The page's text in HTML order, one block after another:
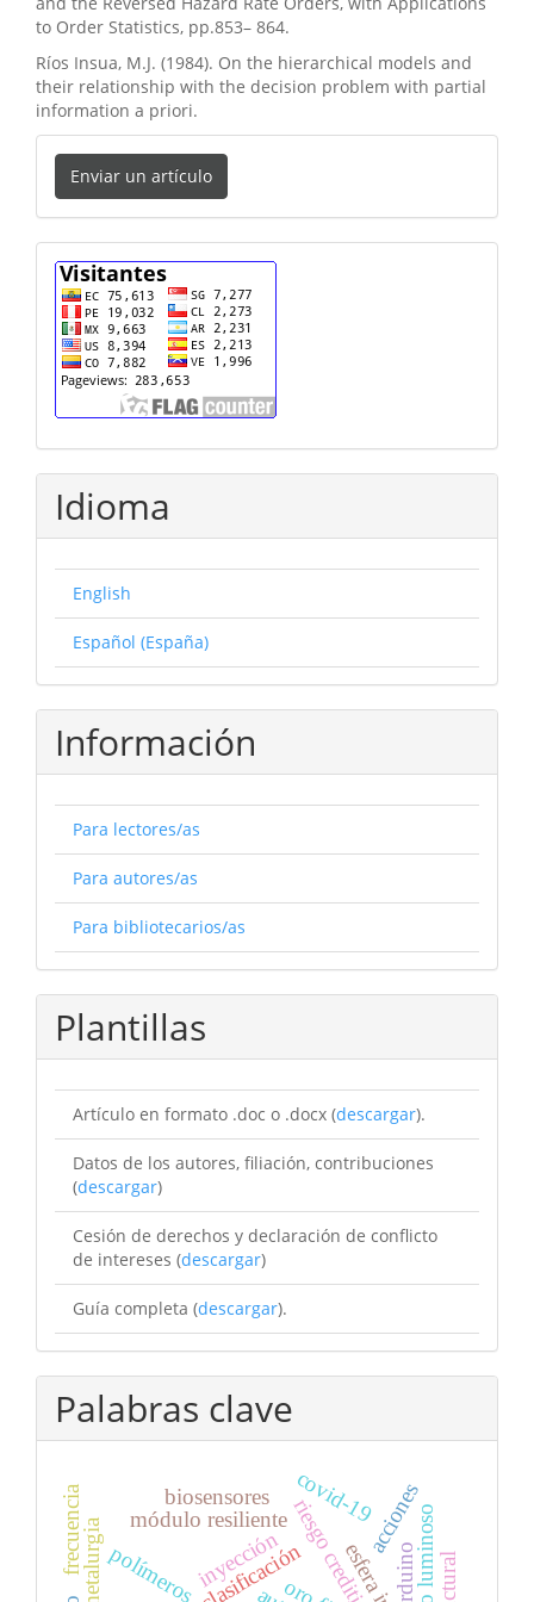
to Order Statistics, pp.853– 864.
Ríos Insua, M.J. (1984). On the hierarchical models and
their relationship with the decision problem with partial
information a priori.
Enviar
un
artículo
Enviar un artículo
cuenta
Idioma
English
Español (España)
Información
Para lectores/as
Para autores/as
Para bibliotecarios/as
Plantillas
Artículo en formato .doc o .docx (descargar).
Datos de los autores, filiación, contribuciones
(descargar)
Cesión de derechos y declaración de conflicto
de intereses (descargar)
Guía completa (descargar).
Palabras clave
riesgo crediticio flujo luminoso
polímeros
módulo resiliente
metalurgia acciones
arduino
inyección
biosensores covid-19
frecuencia